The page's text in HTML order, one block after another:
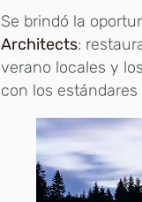
Se brindó la
Architects:
verano locales y
con los